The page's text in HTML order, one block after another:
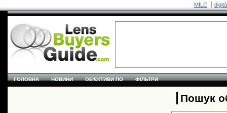
MILC
ГОЛОВНА НОВИНИ ОБ'ЄКТИВИ ПО ФІЛЬТРИ
Пошук